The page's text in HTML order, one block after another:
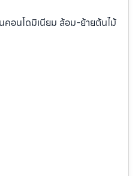
อนโดมิเนียม ล้อม-ย้ายต้นไม้